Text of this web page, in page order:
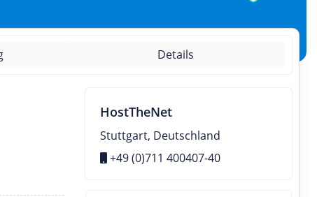
Details
HostTheNet
Stuttgart, Deutschland
+49 (0)711 400407-40